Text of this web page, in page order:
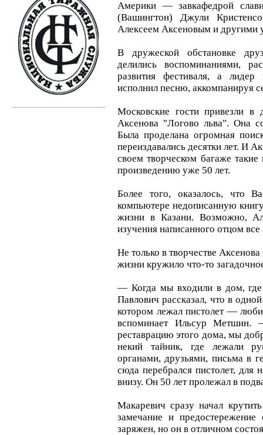
Америки — завкафедрой
(Вашингтон) Джули
Алексеем Аксеновым и другими
В дружеской обстановке
делились воспоминаниями,
развития фестиваля, а
исполнил песню, аккомпанируя
Московские гости привезли
Аксенова "Логово льва". Она
Была проделана огромная
переиздавались десятки лет. И
своем творческом багаже
произведению уже 50 лет.
Более того, оказалось, что
компьютере недописанную
жизни в Казани. Возможно,
изучения написанного отцом
Не только в творчестве
жизни кружило что-то
— Когда мы входили в дом,
Павлович рассказал, что в
котором лежал пистолет —
вспоминает Ильсур Метшин.
реставрацию этого дома, мы
некий тайник, где лежали
органами, друзьями, письма в
сюда перебрался пистолет,
внизу. Он 50 лет пролежал в
Макаревич сразу начал
замечание и
заряжен, но он в отличном